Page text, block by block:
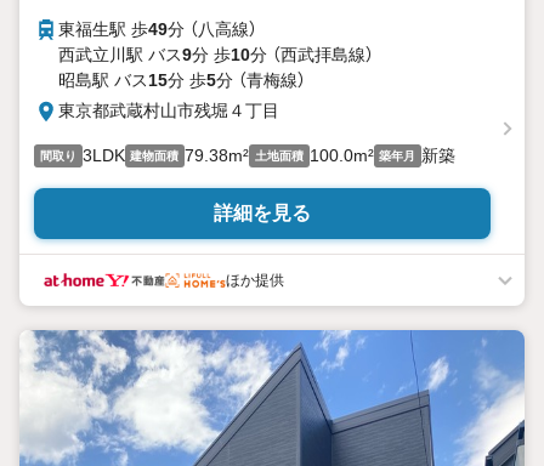
東福生駅 歩49分 （八高線）
西武立川駅 バス9分 歩10分 （西武拝島線）
昭島駅 バス15分 歩5分 （青梅線）
東京都武蔵村山市残堀４丁目
間取り 3LDK 建物面積 79.38m² 土地面積 100.0m² 築年月 新築
詳細を見る
ほか提供